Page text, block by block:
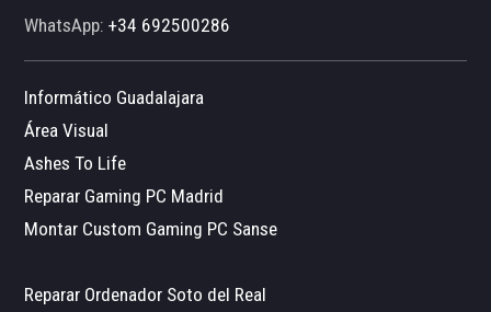
WhatsApp:+34 692500286
Informático Guadalajara
Área Visual
Ashes To Life
Reparar Gaming PC Madrid
Montar Custom Gaming PC Sanse
Reparar Ordenador Soto del Real